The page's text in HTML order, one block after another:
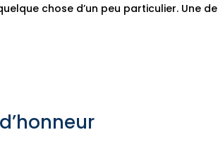
chose d’un peu particulier. Une de